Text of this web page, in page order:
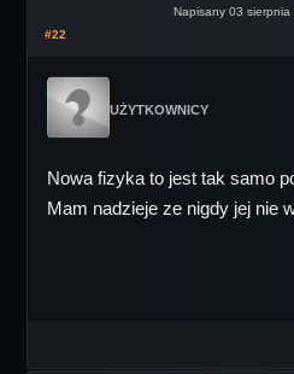
Napisany 03
#22
UŻYTKOWNICY
Nowa fizyka to jest tak samo
Mam nadzieje ze nigdy jej nie